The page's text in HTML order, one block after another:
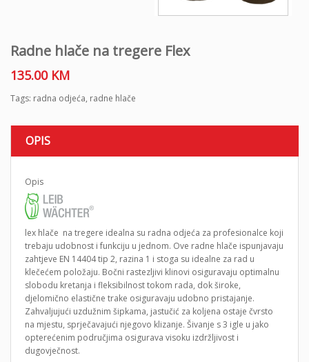
Radne hlače na tregere Flex
135.00 KM
Tags: radna odjeća, radne hlače
OPIS
Opis
lex hlače na tregere idealna su radna odjeća za profesionalce koji
trebaju udobnost i funkciju u jednom. Ove radne hlače ispunjavaju
zahtjeve EN 14404 tip 2, razina 1 i stoga su idealne za rad u
klečećem položaju. Bočni rastezljivi klinovi osiguravaju optimalnu
slobodu kretanja i fleksibilnost tokom rada, dok široke,
djelomično elastične trake osiguravaju udobno pristajanje.
Zahvaljujući uzdužnim šipkama, jastučić za koljena ostaje čvrsto
na mjestu, sprječavajući njegovo klizanje. Šivanje s 3 igle u jako
opterećenim područjima osigurava visoku izdržljivost i
dugovječnost.